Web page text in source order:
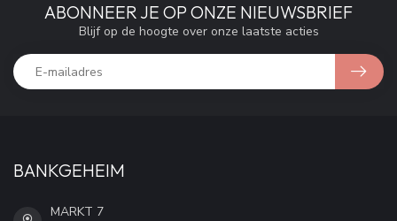
ABONNEER JE OP ONZE NIEUWSBRIEF
Blijf op de hoogte over onze laatste acties
BANKGEHEIM
MARKT 7